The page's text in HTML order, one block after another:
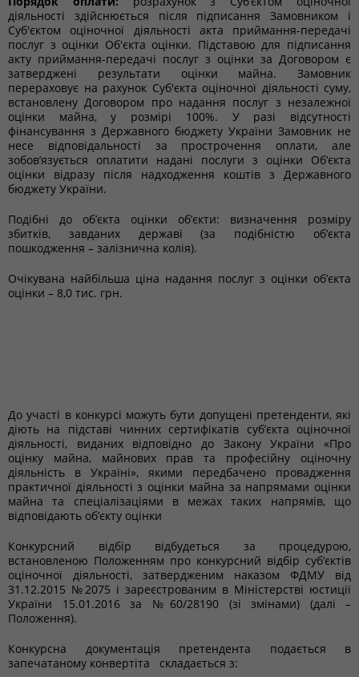
діяльності здійснюється після підписання Замовником і
Суб'єктом оціночної діяльності акта приймання-передачі
послуг з оцінки Об'єкта оцінки. Підставою для підписання
акту приймання-передачі послуг з оцінки за Договором є
затверджені результати оцінки майна. Замовник
перераховує на рахунок Суб'єкта оціночної діяльності суму,
встановлену Договором про надання послуг з незалежної
оцінки майна, у розмірі 100%. У разі відсутності
фінансування з Державного бюджету України Замовник не
несе відповідальності за прострочення оплати, але
зобов’язується оплатити надані послуги з оцінки Об’єкта
оцінки відразу після надходження коштів з Державного
бюджету України.
Подібні до об’єкта оцінки об’єкти: визначення розміру
збитків, завданих державі (за подібністю об’єкта
пошкодження – залізнична колія).
Очікувана найбільша ціна надання послуг з оцінки об’єкта
оцінки – 8,0 тис. грн.
До участі в конкурсі можуть бути допущені претенденти, які
діють на підставі чинних сертифікатів суб’єкта оціночної
діяльності, виданих відповідно до Закону України «Про
оцінку майна, майнових прав та професійну оціночну
діяльність в Україні», якими передбачено провадження
практичної діяльності з оцінки майна за напрямами оцінки
майна та спеціалізаціями в межах таких напрямів, що
відповідають об’єкту оцінки
Конкурсний відбір відбудеться за процедурою,
встановленою Положенням про конкурсний відбір суб’єктів
оціночної діяльності, затвердженим наказом ФДМУ від
31.12.2015 №2075 і зареєстрованим в Міністерстві юстиції
України 15.01.2016 за №60/28190 (зі змінами) (далі –
Положення).
Конкурсна документація претендента подається в
запечатаному конвертіта складається з: